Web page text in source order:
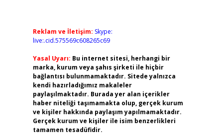
Reklam ve İletişim: Skype:
live:.cid.575569c608265c69
Yasal Uyarı: Bu internet sitesi, herhangi bir
marka, kurum veya şahıs şirketi ile hiçbir
bağlantısı bulunmamaktadır. Sitede yalnızca
kendi hazırladığımız makaleler
paylaşılmaktadır. Burada yer alan içerikler
haber niteliği taşımamakta olup, gerçek kurum
ve kişiler hakkında paylaşım yapılmamaktadır.
Gerçek kurum ve kişiler ile isim benzerlikleri
tamamen tesadüfidir.